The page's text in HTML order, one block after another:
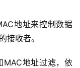
地址来控制数据
接收者。
MAC地址过滤，依